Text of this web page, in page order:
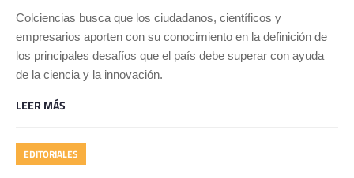
Colciencias busca que los ciudadanos, científicos y
empresarios aporten con su conocimiento en la definición de
los principales desafíos que el país debe superar con ayuda
de la ciencia y la innovación.
LEER MÁS
EDITORIALES